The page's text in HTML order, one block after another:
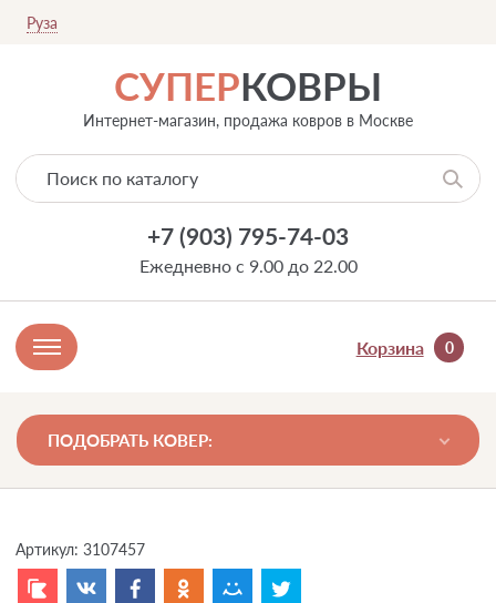
Руза
СУПЕРКОВРЫ
Интернет-магазин, продажа ковров в Москве
+7 (903) 795-74-03
Ежедневно с 9.00 до 22.00
Корзина 0
ПОДОБРАТЬ КОВЕР:
Артикул: 3107457